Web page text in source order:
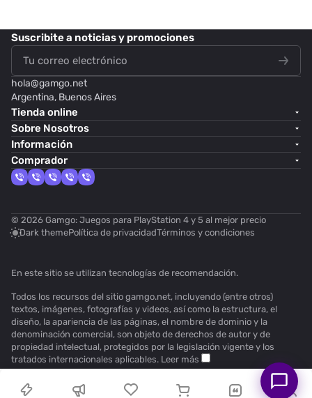
Suscribitea noticias y promociones
hola@gamgo.net
Argentina, Buenos Aires
Tienda online
Sobre Nosotros
Información
Comprador
© 2026 Gamgo: Juegos para PlayStation 4 y 5 al mejor precio
Dark themePolítica de privacidadTérminos y condiciones
En este sitio se utilizan tecnologías de recomendación.
Todos los recursos del sitio gamgo.net, incluyendo (entre otros)
textos, imágenes, fotografías y videos, así como la estructura, el
diseño, la apariencia de las páginas, el nombre de dominio y la
denominación comercial, son objeto de derechos de autor y de
propiedad intelectual, protegidos por la legislación vigente y los
tratados internacionales aplicables. Leer más